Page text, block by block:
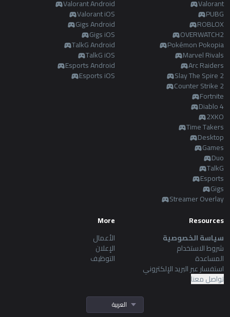
Valorant
PUBG
ROBLOX
OVERWATCH2
Pokémon Pokopia
Marvel Rivals
Arc Raiders
Slay The Spire 2
Counter Strike 2
Fortnite
Diablo 4
2XKO
Time Takers
Desktop
Games
Duo
TalkG
Esports
Gigs
Streamer Overlay
Valorant Android
Valorant iOS
Gigs Android
Gigs iOS
TalkG Android
TalkG iOS
Esports Android
Esports iOS
Resources
سياسة الخصوصية
شروط الاستخدام
المساعدة
استفسار عبر البريد الإلكتروني
تواصل معنا
More
الأعمال
الإعلان
التوظيف
العربية
Gigs
Apps
OP.GG for Mobile
AllT
Valorant
Gigs
русский язык
magyar
suomi
Türkçe
limba română
português
简体中文
繁體中文
српски језик
italiano